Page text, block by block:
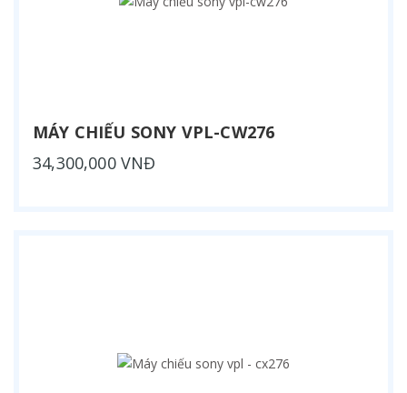
MÁY CHIẾU SONY VPL-CW276
34,300,000 VNĐ